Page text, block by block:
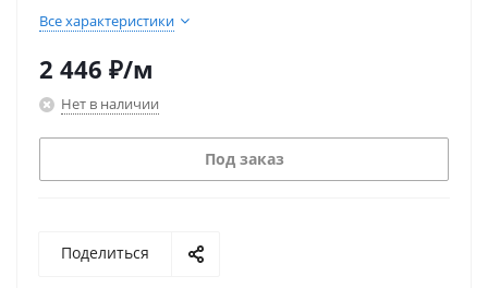
Все характеристики
2 446 ₽/м
Нет в наличии
Под заказ
Поделиться